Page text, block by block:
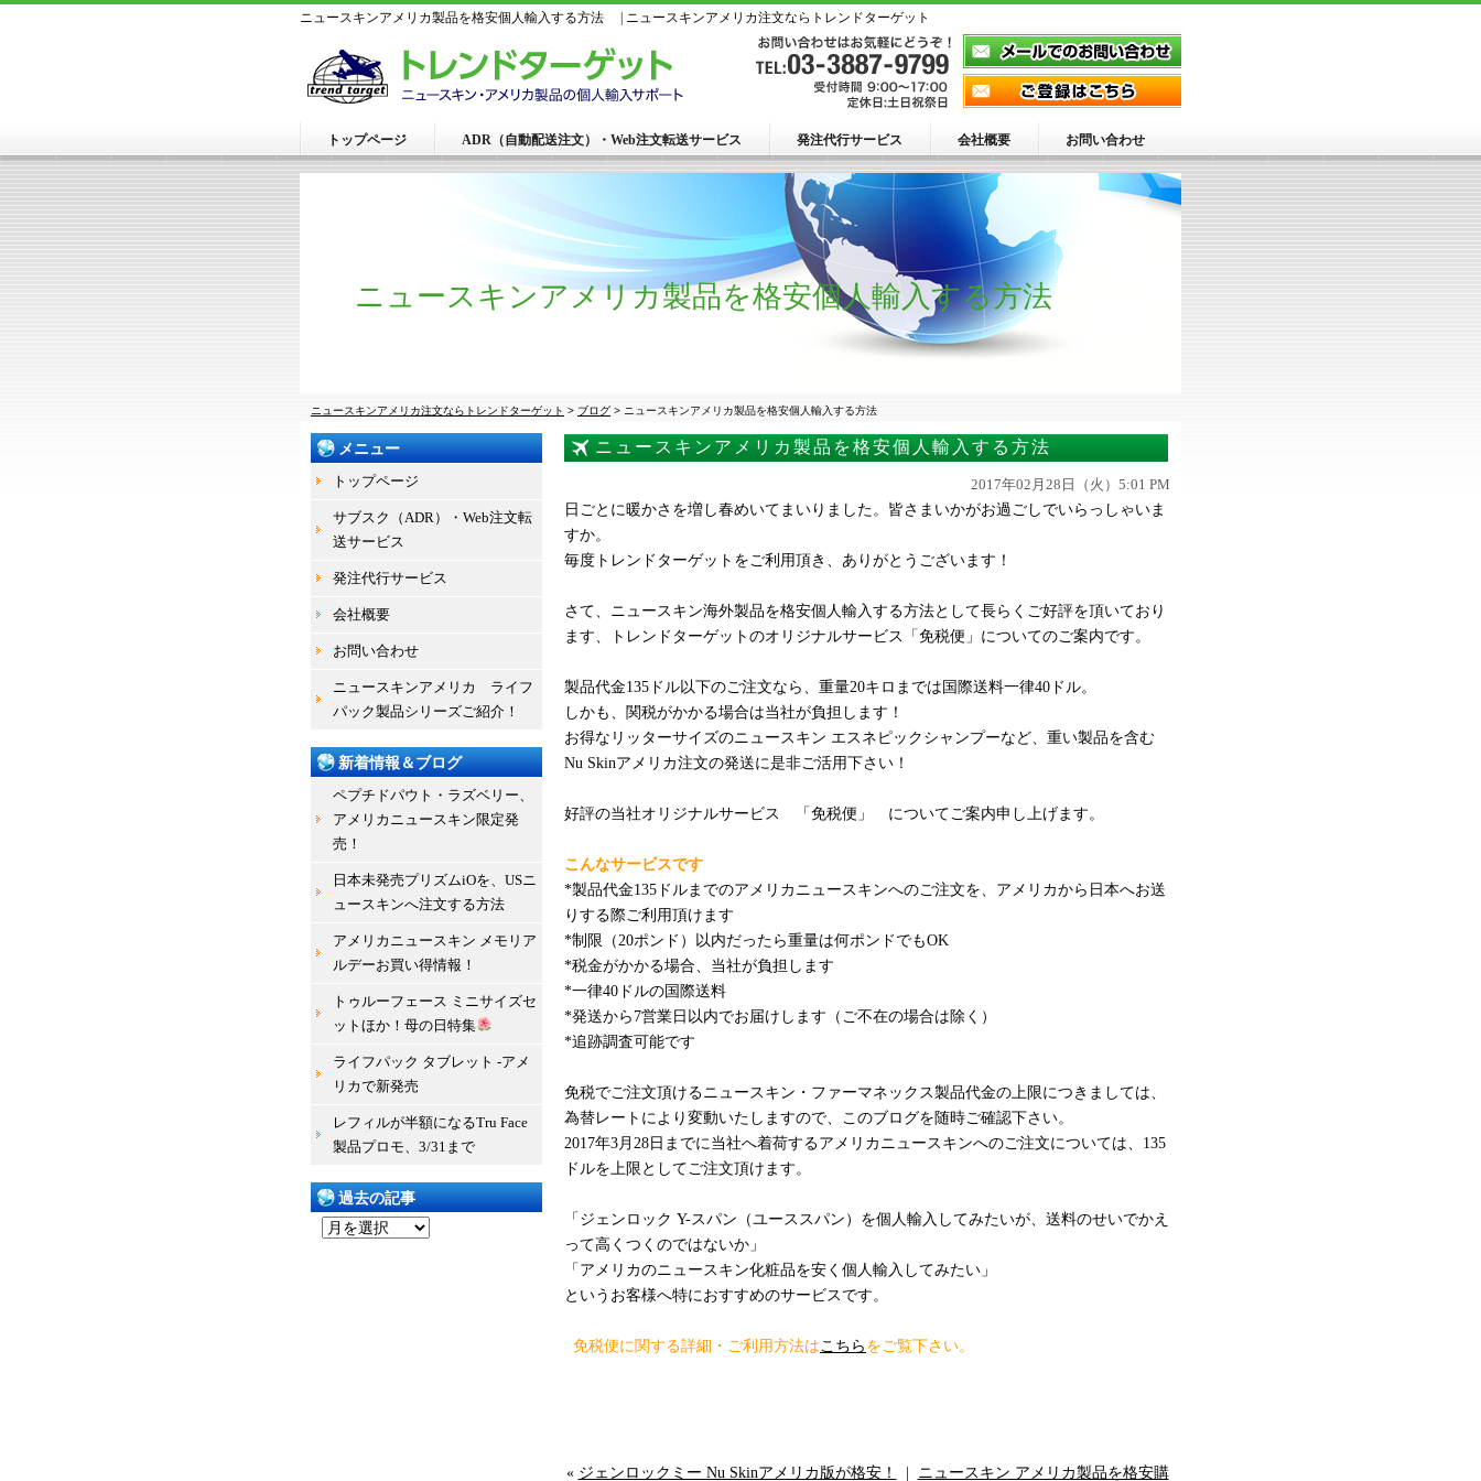
ニュースキンアメリカ製品を格安個人輸入する方法 | ニュースキンアメリカ注文ならトレンドターゲット
トップページ ADR（自動配送注文）・Web注文転送サービス 発注代行サービス 会社概要 お問い合わせ
ニュースキンアメリカ製品を格安個人輸入する方法
ニュースキンアメリカ注文ならトレンドターゲット > ブログ > ニュースキンアメリカ製品を格安個人輸入する方法
ニュースキンアメリカ製品を格安個人輸入する方法
2017年02月28日（火）5:01 PM
日ごとに暖かさを増し春めいてまいりました。皆さまいかがお過ごしでいらっしゃいま
すか。
毎度トレンドターゲットをご利用頂き、ありがとうございます！
さて、ニュースキン海外製品を格安個人輸入する方法として長らくご好評を頂いており
ます、トレンドターゲットのオリジナルサービス「免税便」についてのご案内です。
製品代金135ドル以下のご注文なら、重量20キロまでは国際送料一律40ドル。
しかも、関税がかかる場合は当社が負担します！
お得なリッターサイズのニュースキン エスネピックシャンプーなど、重い製品を含む
Nu Skinアメリカ注文の発送に是非ご活用下さい！
好評の当社オリジナルサービス 「免税便」 についてご案内申し上げます。
こんなサービスです
*製品代金135ドルまでのアメリカニュースキンへのご注文を、アメリカから日本へお送
りする際ご利用頂けます
*制限（20ポンド）以内だったら重量は何ポンドでもOK
*税金がかかる場合、当社が負担します
*一律40ドルの国際送料
*発送から7営業日以内でお届けします（ご不在の場合は除く）
*追跡調査可能です
免税でご注文頂けるニュースキン・ファーマネックス製品代金の上限につきましては、
為替レートにより変動いたしますので、このブログを随時ご確認下さい。
2017年3月28日までに当社へ着荷するアメリカニュースキンへのご注文については、135
ドルを上限としてご注文頂けます。
「ジェンロック Y-スパン（ユーススパン）を個人輸入してみたいが、送料のせいでかえ
って高くつくのではないか」
「アメリカのニュースキン化粧品を安く個人輸入してみたい」
というお客様へ特におすすめのサービスです。
免税便に関する詳細・ご利用方法はこちら をご覧下さい。
« ジェンロックミー Nu Skinアメリカ版が格安！ ニュースキン アメリカ製品を格安購
メニュー
トップページ
サブスク（ADR）・Web注文転
送サービス
発注代行サービス
会社概要
お問い合わせ
ニュースキンアメリカ ライフ
パック製品シリーズご紹介！
新着情報＆ブログ
ペプチドパウト・ラズベリー、
アメリカニュースキン限定発
売！
日本未発売プリズムiOを、USニ
ュースキンへ注文する方法
アメリカニュースキン メモリア
ルデーお買い得情報！
トゥルーフェース ミニサイズセ
ットほか！母の日特集
ライフパック タブレット -アメ
リカで新発売
レフィルが半額になるTru Face
製品プロモ、3/31まで
過去の記事